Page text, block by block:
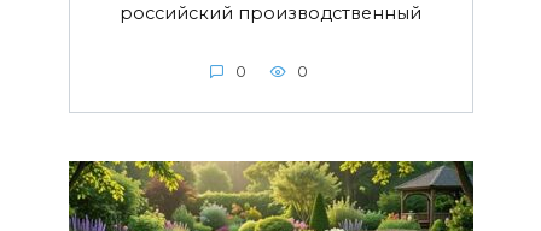
российский производственный
0 0